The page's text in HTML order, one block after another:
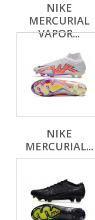
NIKE
MERCURIAL
VAPOR...
NIKE
MERCURIAL...